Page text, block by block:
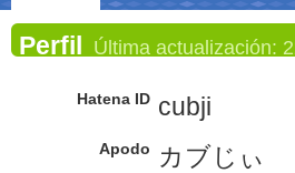
Perfil Última actualización:
Hatena ID cubji
Apodo カブじぃ